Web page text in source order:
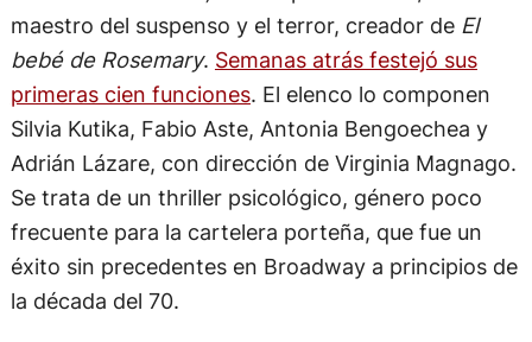
maestro del suspenso y el terror, creador de El
bebé de Rosemary. Semanas atrás festejó sus
primeras cien funciones. El elenco lo componen
Silvia Kutika, Fabio Aste, Antonia Bengoechea y
Adrián Lázare, con dirección de Virginia Magnago.
Se trata de un thriller psicológico, género poco
frecuente para la cartelera porteña, que fue un
éxito sin precedentes en Broadway a principios de
la década del 70.